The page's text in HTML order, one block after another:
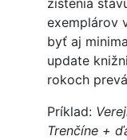
zistenia
exemplárov
byť aj
update
rokoch
Príklad:
Trenčíne +